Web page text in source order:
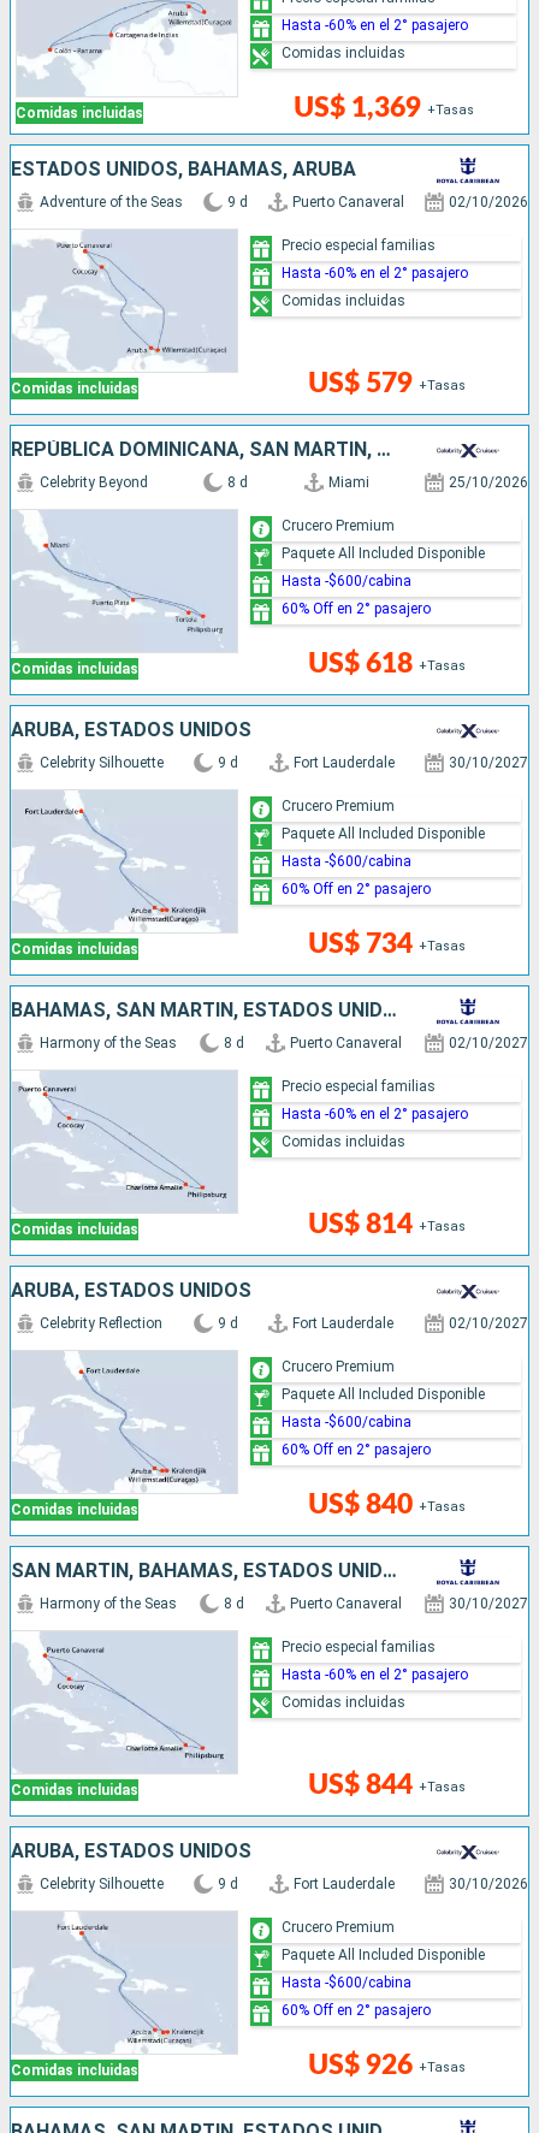
Comidas incluidas US$ 1,369 +Tasas
Hasta -60% en el 2° pasajero
Comidas incluidas
ESTADOS UNIDOS, BAHAMAS, ARUBA
Comidas incluidas
Adventure of the Seas 9 d Puerto Canaveral 02/10/2026
US$ 579 +Tasas
Precio especial familias
Hasta -60% en el 2° pasajero
Comidas incluidas
REPÚBLICA DOMINICANA, SAN MARTÍN, ESTADOS UNIDOS
Comidas incluidas
Celebrity Beyond 8 d Miami 25/10/2026
US$ 618 +Tasas
Crucero Premium
Paquete All Included Disponible
Hasta -$600/cabina
60% Off en 2° pasajero
ARUBA, ESTADOS UNIDOS
Comidas incluidas
Celebrity Silhouette 9 d Fort Lauderdale 30/10/2027
US$ 734 +Tasas
Crucero Premium
Paquete All Included Disponible
Hasta -$600/cabina
60% Off en 2° pasajero
BAHAMAS, SAN MARTÍN, ESTADOS UNIDOS
Comidas incluidas
Harmony of the Seas 8 d Puerto Canaveral 02/10/2027
US$ 814 +Tasas
Precio especial familias
Hasta -60% en el 2° pasajero
Comidas incluidas
ARUBA, ESTADOS UNIDOS
Comidas incluidas
Celebrity Reflection 9 d Fort Lauderdale 02/10/2027
US$ 840 +Tasas
Crucero Premium
Paquete All Included Disponible
Hasta -$600/cabina
60% Off en 2° pasajero
SAN MARTÍN, BAHAMAS, ESTADOS UNIDOS
Comidas incluidas
Harmony of the Seas 8 d Puerto Canaveral 30/10/2027
US$ 844 +Tasas
Precio especial familias
Hasta -60% en el 2° pasajero
Comidas incluidas
ARUBA, ESTADOS UNIDOS
Comidas incluidas
Celebrity Silhouette 9 d Fort Lauderdale 30/10/2026
US$ 926 +Tasas
Crucero Premium
Paquete All Included Disponible
Hasta -$600/cabina
60% Off en 2° pasajero